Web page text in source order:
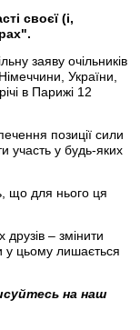
своєї (і,
заяву очільників
України,
в Парижі 12
позиції сили
участь у будь-яких
що для нього ця
друзів – змінити
у цьому лишається
на наш